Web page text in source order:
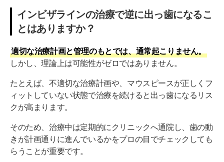
インビザラインの治療で逆に出っ歯になるこ
とはありますか？
適切な治療計画と管理のもとでは、通常起こりません。
しかし、理論上は可能性がゼロではありません。
たとえば、不適切な治療計画や、マウスピースが正しくフ
ィットしていない状態で治療を続けると出っ歯になるリス
クが高まります。
そのため、治療中は定期的にクリニックへ通院し、歯の動
きが計画通りに進んでいるかをプロの目でチェックしても
らうことが重要です。